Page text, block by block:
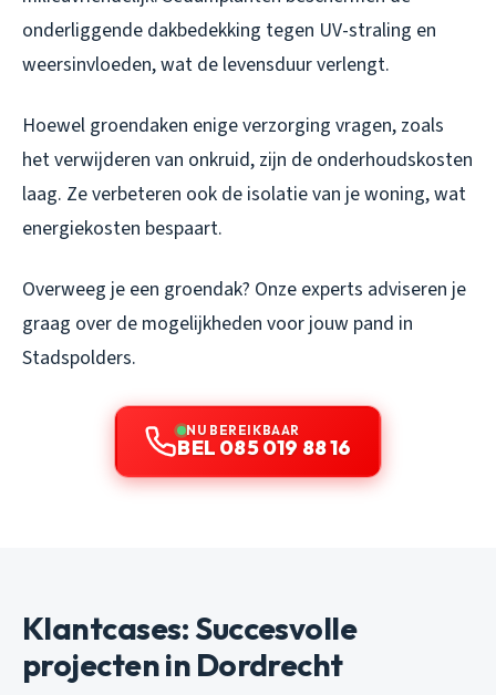
onderliggende dakbedekking tegen UV-straling en
weersinvloeden, wat de levensduur verlengt.
Hoewel groendaken enige verzorging vragen, zoals
het verwijderen van onkruid, zijn de onderhoudskosten
laag. Ze verbeteren ook de isolatie van je woning, wat
energiekosten bespaart.
Overweeg je een groendak? Onze experts adviseren je
graag over de mogelijkheden voor jouw pand in
Stadspolders.
NU BEREIKBAAR
BEL 085 019 88 16
Klantcases: Succesvolle
projecten in Dordrecht